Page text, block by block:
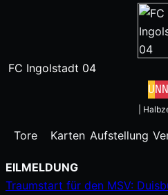
FC Ingolstadt 04
UNN
Tore Karten Aufstellung
Zum
Inhalt
EILMELDUNG
Traumstart für den MSV: